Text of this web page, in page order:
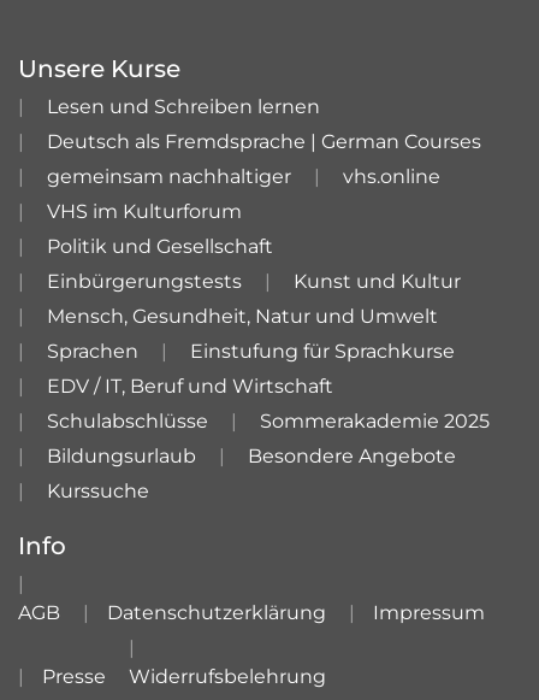
Unsere Kurse
Lesen und Schreiben lernen
Deutsch als Fremdsprache | German Courses
gemeinsam nachhaltiger
vhs.online
VHS im Kulturforum
Politik und Gesellschaft
Einbürgerungstests
Kunst und Kultur
Mensch, Gesundheit, Natur und Umwelt
Sprachen
Einstufung für Sprachkurse
EDV / IT, Beruf und Wirtschaft
Schulabschlüsse
Sommerakademie 2025
Bildungsurlaub
Besondere Angebote
Kurssuche
Info
AGB Datenschutzerklärung Impressum
Presse
Widerrufsbelehrung